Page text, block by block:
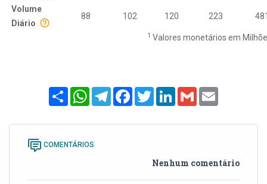
Volume
Diário
88 102 120 223
1 Valores monetários em
ShareWhatsAppTelegramFacebook
TwitterLinkedInGmail
COMENTÁRIOS
Nenhum comentário